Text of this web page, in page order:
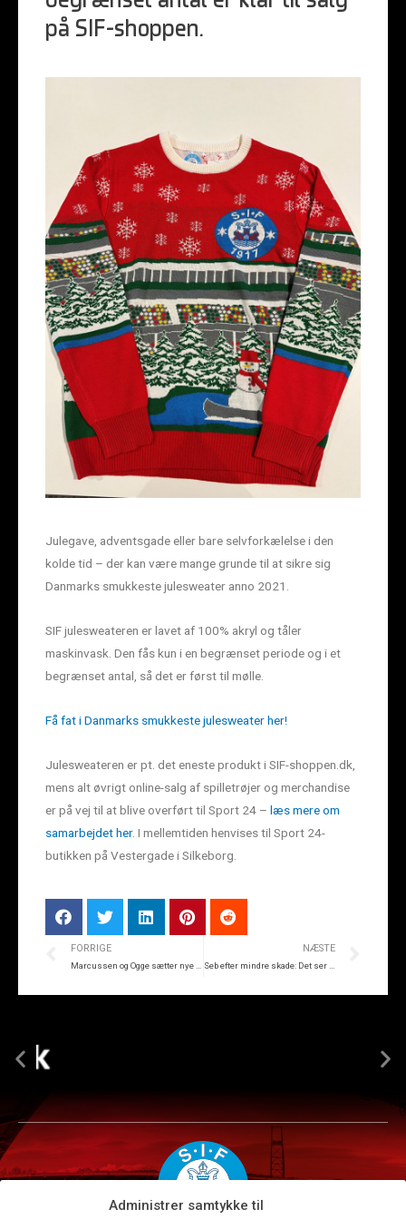
Administrer samtykke til
på SIF-shoppen.
Julegave, adventsgade eller bare selvforkælelse i den
kolde tid – der kan være mange grunde til at sikre sig
Danmarks smukkeste julesweater anno 2021.
SIF julesweateren er lavet af 100% akryl og tåler
maskinvask. Den fås kun i en begrænset periode og i et
begrænset antal, så det er først til mølle.
Få fat i Danmarks smukkeste julesweater her!
Julesweateren er pt. det eneste produkt i SIF-shoppen.dk,
mens alt øvrigt online-salg af spilletrøjer og merchandise
er på vej til at blive overført til Sport 24 – læs mere om
samarbejdet her. I mellemtiden henvises til Sport 24-
butikken på Vestergade i Silkeborg.
FORRIGE NÆSTE